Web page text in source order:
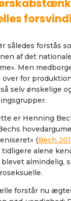
således forstås
af det
Men
for
selv ønskelige
er Henning
(Bech
alene
almindelig,
forstår nu